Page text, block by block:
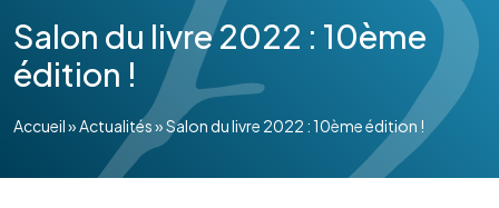
Salon du livre 2022 : 10ème
édition !
Accueil»Actualités»Salon du livre 2022 : 10ème édition !